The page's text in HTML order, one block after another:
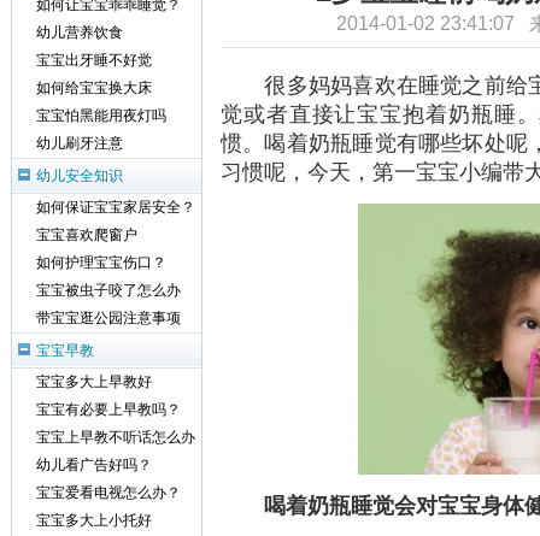
2014-01-02 23:41:07
很多妈妈喜欢在睡觉之前给
觉或者直接让宝宝抱着奶瓶睡
惯。喝着奶瓶睡觉有哪些坏处呢
习惯呢，今天，第一宝宝小编带
喝着奶瓶睡觉会对宝宝身体
如何让宝宝乖乖睡觉？
幼儿营养饮食
宝宝出牙睡不好觉
如何给宝宝换大床
宝宝怕黑能用夜灯吗
幼儿刷牙注意
幼儿安全知识
如何保证宝宝家居安全？
宝宝喜欢爬窗户
如何护理宝宝伤口？
宝宝被虫子咬了怎么办
带宝宝逛公园注意事项
宝宝早教
宝宝多大上早教好
宝宝有必要上早教吗？
宝宝上早教不听话怎么办
幼儿看广告好吗？
宝宝爱看电视怎么办？
宝宝多大上小托好